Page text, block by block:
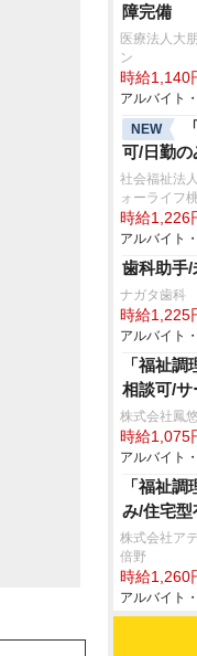
障完備
医療法人大
ン
時給1,140
アルバイト
NEW
可/日勤の
社会福祉法
ォーライフ
時給1,226
アルバイト
歯科助手
ナガタ歯科
時給1,225
アルバイト
「福祉
相談可/
株式会社鳳
時給1,075
アルバイト
「福祉
み/住宅型
株式会社ア
倍野
時給1,260
アルバイト